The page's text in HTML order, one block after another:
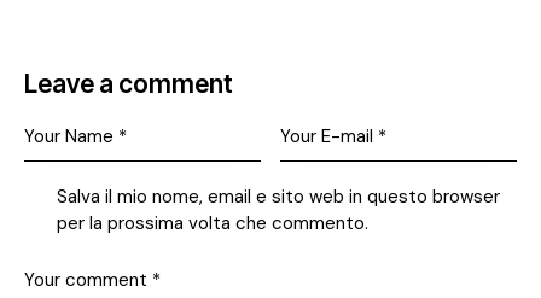
Leave a comment
Salva il mio nome, email e sito web in questo browser
per la prossima volta che commento.